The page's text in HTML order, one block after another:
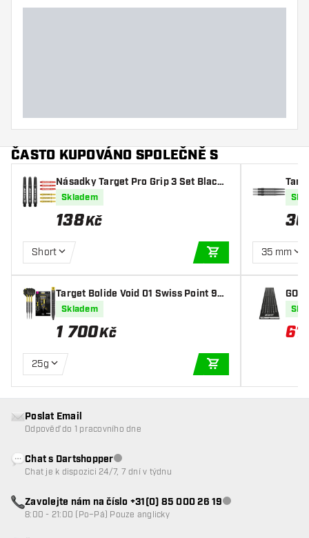
ČASTO KUPOVÁNO SPOLEČNĚ S
Násadky Target Pro Grip 3 Set Black
Red Yellow
Skladem
138Kč
Short
PŘIDAT DO KOŠÍKU
Target Bolide Void 01 Swiss Point 9
0% - Šipky Steel
Skladem
1 700Kč
25g
35 mm
60
Poslat Email
Odpověď do 1 pracovního dne
Chat s DartshopperZákaznický servis nedostupný
Chat je k dispozici 24/7, 7 dní v týdnu
Zavolejte nám na číslo +31(0) 85 000 26 19Zákaznický servis
8:00 - 21:00 (Po–Pá) Pouze anglicky